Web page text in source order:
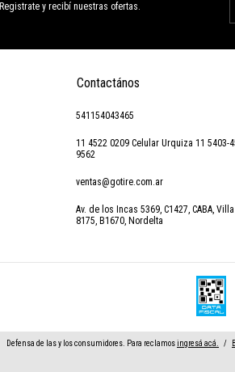
Registrate y recibí nuestras ofertas.
Contactános
541154043465
11 4522 0209 Celular Urquiza 11 5403-
9562
ventas@gotire.com.ar
Av. de los Incas 5369, C1427, CABA,
8175, B1670, Nordelta
Defensa de las y los consumidores. Para reclamos ingresá acá. /